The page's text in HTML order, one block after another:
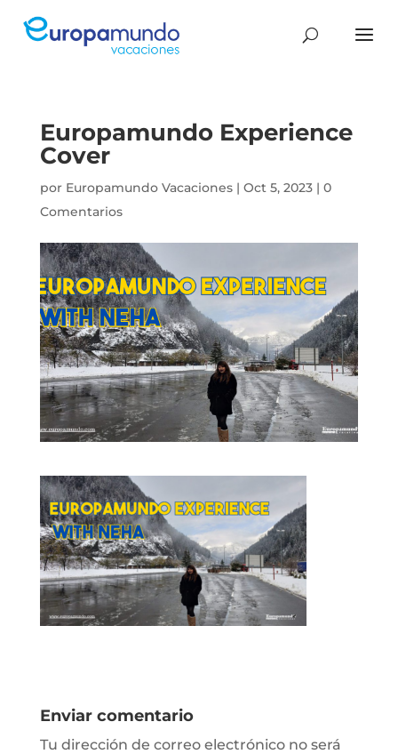
Europamundo Experience
Cover
por Europamundo Vacaciones| Oct 5, 2023| 0
Comentarios
Enviar comentario
Tu dirección de correo electrónico no será